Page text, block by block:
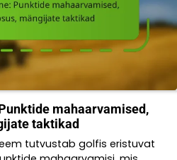
mahaarvamised,
taktikad
tutvustab golfis eristuvat